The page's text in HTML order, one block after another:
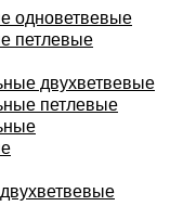
одноветвевые
петлевые
двухветвевые
петлевые